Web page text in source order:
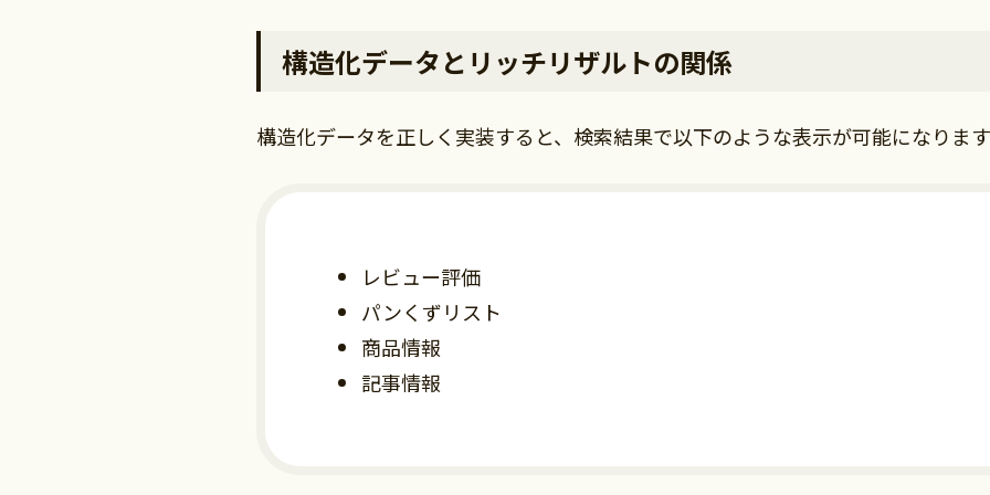
構造化データとリッチリザルトの関係
構造化データを正しく実装すると、検索結果で以下のような表示が可能になりま
レビュー評価
パンくずリスト
商品情報
記事情報